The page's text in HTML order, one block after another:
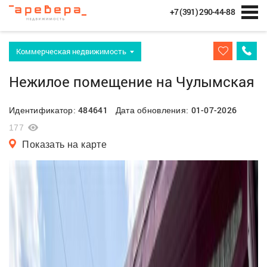
+7 (391) 290-44-88
Коммерческая недвижимость
Нежилое помещение на Чулымская
Идентификатор:484641 Дата обновления: 01-07-2026
177
Показать на карте